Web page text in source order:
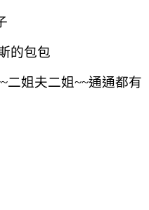
的包包
二姐夫二姐~~通通都有